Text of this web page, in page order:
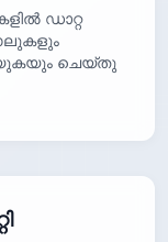
ഡാറ്റ
ചെയ്തു